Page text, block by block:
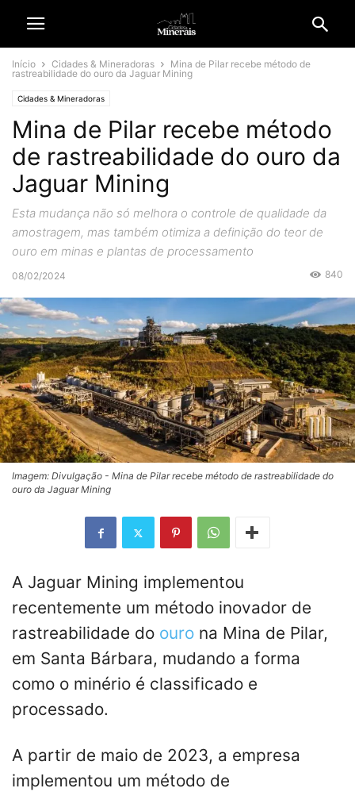
Início Cidades & Mineradoras
Mina de Pilar recebe método de
rastreabilidade do ouro da Jaguar Mining
Cidades & Mineradoras
Mina de Pilar recebe método
de rastreabilidade do ouro da
Jaguar Mining
Esta mudança não só melhora o controle de qualidade da
amostragem, mas também otimiza a definição do teor de
ouro em minas e plantas de processamento
08/02/2024 840
Imagem: Divulgação - Mina de Pilar recebe método de rastreabilidade do
ouro da Jaguar Mining
A Jaguar Mining implementou
recentemente um método inovador de
rastreabilidade do ouro na Mina de Pilar,
em Santa Bárbara, mudando a forma
como o minério é classificado e
processado.
A partir de maio de 2023, a empresa
implementou um método de